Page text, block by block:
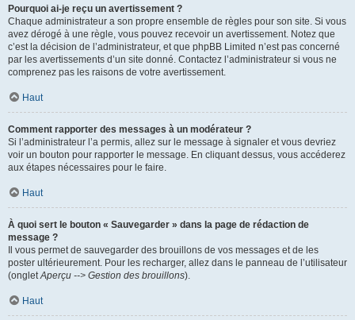
Pourquoi ai-je reçu un avertissement ?
Chaque administrateur a son propre ensemble de règles pour son site. Si vous
avez dérogé à une règle, vous pouvez recevoir un avertissement. Notez que
c’est la décision de l’administrateur, et que phpBB Limited n’est pas concerné
par les avertissements d’un site donné. Contactez l’administrateur si vous ne
comprenez pas les raisons de votre avertissement.
Haut
Comment rapporter des messages à un modérateur ?
Si l’administrateur l’a permis, allez sur le message à signaler et vous devriez
voir un bouton pour rapporter le message. En cliquant dessus, vous accéderez
aux étapes nécessaires pour le faire.
Haut
À quoi sert le bouton « Sauvegarder » dans la page de rédaction de
message ?
Il vous permet de sauvegarder des brouillons de vos messages et de les
poster ultérieurement. Pour les recharger, allez dans le panneau de l’utilisateur
(ongletAperçu --> Gestion des brouillons).
Haut